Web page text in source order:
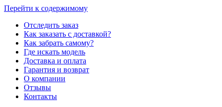
Перейти к содержимому
Отследить заказ
Как заказать с доставкой?
Как забрать самому?
Где искать модель
Доставка и оплата
Гарантия и возврат
О компании
Отзывы
Контакты